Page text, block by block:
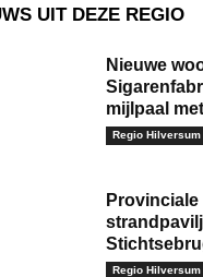
UIT DEZE REGIO
Nieuwe
mijlpaal
Regio Hilversum
Regio Hilversum